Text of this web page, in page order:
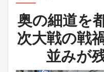
奥の細道を
次大戦の戦
並みが